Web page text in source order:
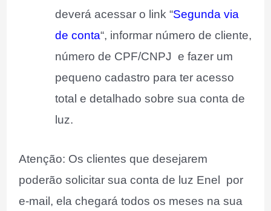
deverá acessar o link “Segunda via
de conta“, informar número de cliente,
número de CPF/CNPJ e fazer um
pequeno cadastro para ter acesso
total e detalhado sobre sua conta de
luz.
Atenção: Os clientes que desejarem
poderão solicitar sua conta de luz Enel por
e-mail, ela chegará todos os meses na sua